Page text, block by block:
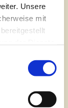
Unsere
mit
nutzen.
und
deren